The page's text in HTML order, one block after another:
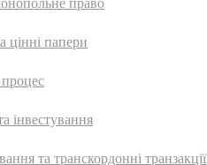
право
цінні папери
інвестування
та транскордонні транзакції